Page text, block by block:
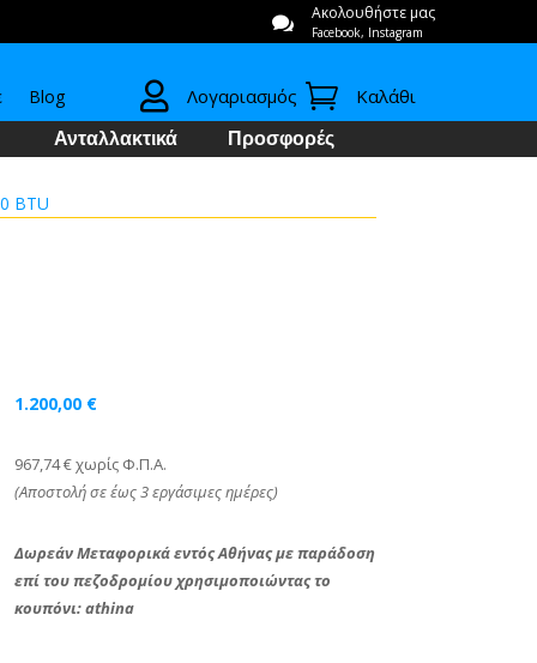
 Ακολουθήστε μας
Facebook, Instagram
Blog  Λογαριασμός  Καλάθι
Ανταλλακτικά Προσφορές
BTU
1.200,00 €
967,74 € χωρίς Φ.Π.Α.
(Αποστολή σε έως 3 εργάσιμες ημέρες)
Δωρεάν Μεταφορικά εντός Αθήνας με παράδοση
επί του πεζοδρομίου χρησιμοποιώντας το
κουπόνι: athina